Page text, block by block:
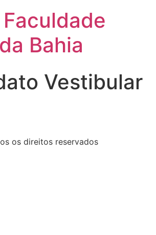
Faculdade
Bahia
Vestibular
os direitos reservados